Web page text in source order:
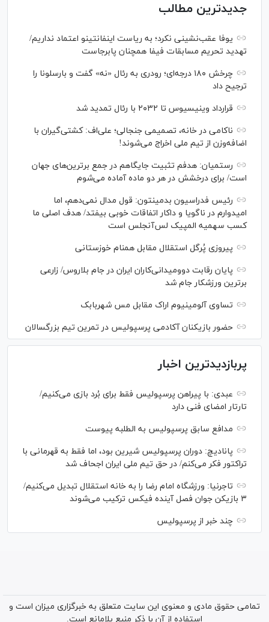
جدیدترین مطالب
یوفا عقب‌نشینی نکرد؛ به ریاست اینفانتینو اعتماد نداریم/
تهدید تحریم مسابقات فیفا همچنان پابرجاست
چرخش ۱۸۰ درجه‌ای؛ رودری به رئال «نه» گفت و بارسلونا را
ترجیح داد
قرارداد وینیسیوس تا ۲۰۳۲ با رئال‌ تمدید شد
ناکامی در خانه، تصمیمی جنجالی؛ علی‌اف: کشتی‌گیران با
اضافه‌وزن از تیم ملی اخراج می‌شوند!
رستمیان: هدفم تثبیت جایگاهم در جمع برترین‌های جهان
است/ برای درخشش در هر دو ماده آماده می‌شوم
رئیس فدراسیون بدمینتون: قول مدال نمی‌دهم، اما
امیدوارم در ناگویا و داکار اتفاقات خوبی بیفتد/ هدف اصلی ما
کسب سهمیه المپیک لس‌آنجلس است
پیروزی پُرگل استقلال مقابل همنام خوزستانی
پایان رقابت دوومیدانی‌کاران ایران در جام بلاروس/ زارعی
برترین ورزشکار جام شد
تساوی آلومینیوم اراک مقابل مس شهربابک
حضور بازیکنان آکادمی پرسپولیس در تمرین تیم بزرگسالان
پربازدیدترین اخبار
عبدی: با پیراهن پرسپولیس فقط برای بُرد بازی می‌کنیم/
تارتار امضای فنی دارد
مدافع سابق پرسپولیس به الطلبه پیوست
پانادیچ: دوران پرسپولیس شیرین بود، اما فقط به قهرمانی با
تراکتور فکر می‌کنم/ در حق تیم ملی ایران اجحاف شد
تاجرنیا: ورزشگاه امام رضا را به خانه استقلال تبدیل می‌کنیم/
۳ بازیکن جوان فصل آینده فیکس ترکیب می‌شوند
چند خبر از پرسپولیس
تمامی حقوق مادی و معنوی این سایت متعلق به خبرگزاری میزان است و
استفاده از آن با ذکر منبع بلامانع است.